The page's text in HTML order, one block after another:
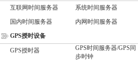
互联网时间服务器
系统时间服务器
国内时间服务器
内网时间服务器
GPS授时设备
GPS授时器
GPS时间服务器/GPS同
步时钟